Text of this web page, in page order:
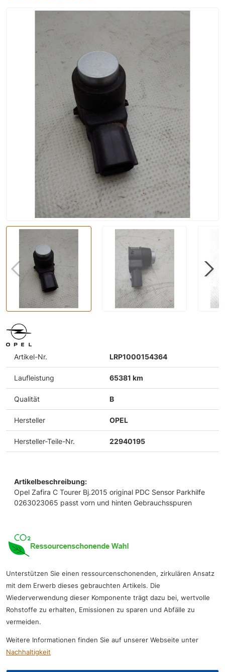
Artikel-Nr. LRP1000154364
Laufleistung 65381 km
Qualität B
Hersteller OPEL
Hersteller-Teile-Nr. 22940195
Artikelbeschreibung:
Opel Zafira C Tourer Bj.2015 original PDC Sensor Parkhilfe
0263023065 passt vorn und hinten Gebrauchsspuren
Unterstützen Sie einen ressourcenschonenden, zirkulären Ansatz
mit dem Erwerb dieses gebrauchten Artikels. Die
Wiederverwendung dieser Komponente trägt dazu bei, wertvolle
Rohstoffe zu erhalten, Emissionen zu sparen und Abfälle zu
vermeiden.
Weitere Informationen finden Sie auf unserer Webseite unter
Nachhaltigkeit